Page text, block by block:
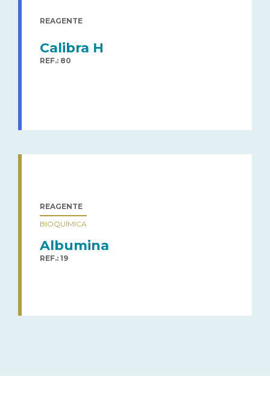
REAGENTE
Calibra H
REF.: 80
REAGENTE
BIOQUÍMICA
Albumina
REF.: 19